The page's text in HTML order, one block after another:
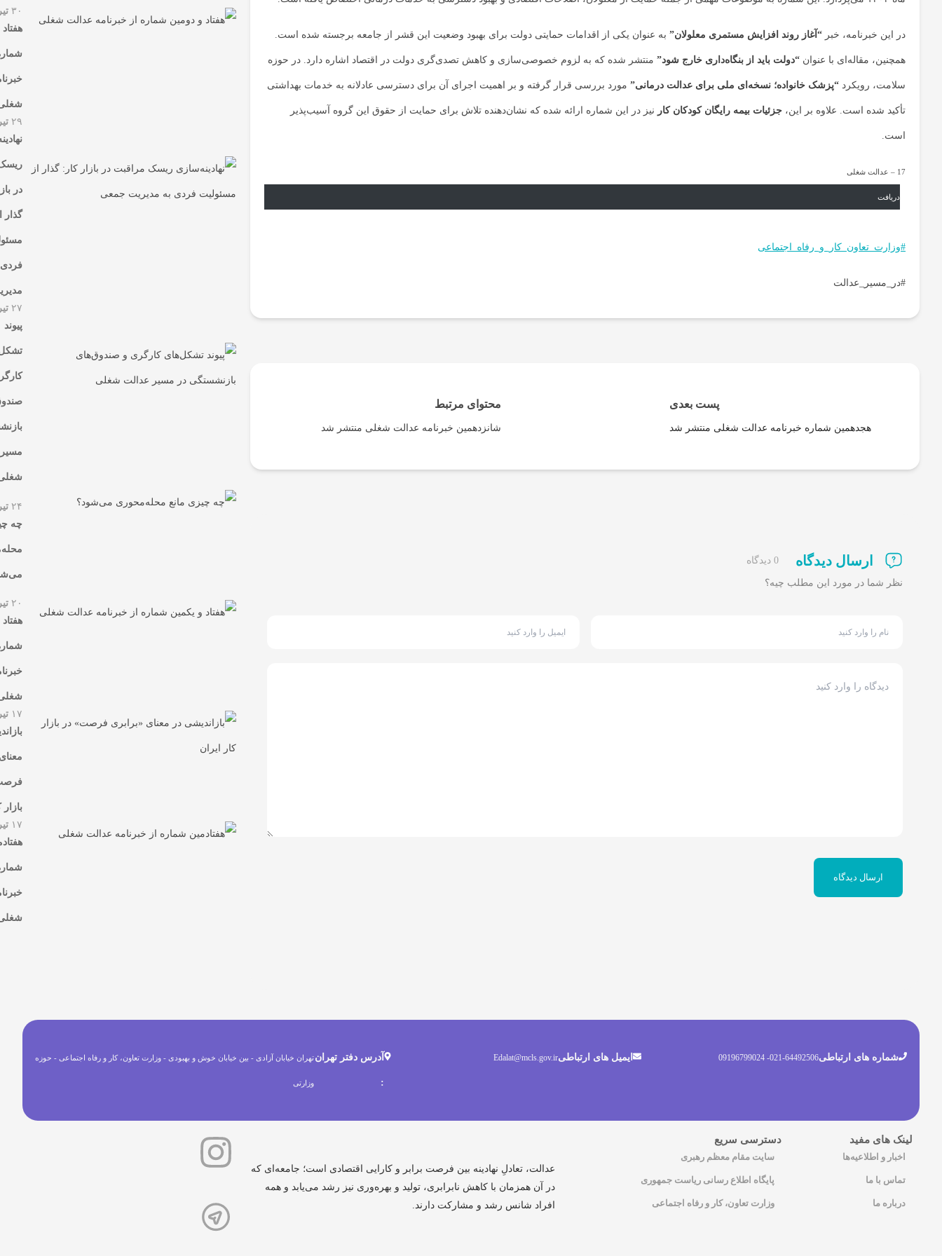
در این خبرنامه، خبر “آغاز روند افزایش مستمری معلولان” به عنوان یکی از اقدامات حمایتی دولت برای بهبود وضعیت این قشر از جامعه برجسته شده است.
همچنین، مقاله‌ای با عنوان “دولت باید از بنگاه‌داری خارج شود” منتشر شده که به لزوم خصوصی‌سازی و کاهش تصدی‌گری دولت در اقتصاد اشاره دارد. در حوزه
سلامت، رویکرد “پزشک خانواده؛ نسخه‌ای ملی برای عدالت درمانی” مورد بررسی قرار گرفته و بر اهمیت اجرای آن برای دسترسی عادلانه به خدمات بهداشتی
تأکید شده است. علاوه بر این، جزئیات بیمه رایگان کودکان کار نیز در این شماره ارائه شده که نشان‌دهنده تلاش برای حمایت از حقوق این گروه آسیب‌پذیر
است.
17 – عدالت شغلی
دریافت
#وزارت_تعاون_کار_و_رفاه_اجتماعی
#در_مسیر_عدالت
محتوای مرتبط
شانزدهمین خبرنامه عدالت شغلی منتشر شد
پست بعدی
هجدهمین شماره خبرنامه عدالت شغلی منتشر شد
ارسال دیدگاه 0 دیدگاه
نظر شما در مورد این مطلب چیه؟
۳۰
۲۹
در
گذار
فردی
۲۷
پیوند
۲۴
چه
۲۰
۱۷
بازار
۱۷
شماره های ارتباطی021-64492506- 09196799024 ایمیل های ارتباطیEdalat@mcls.gov.ir آدرس دفتر تهران
:
تهران خیابان آزادی - بین خیابان خوش و بهبودی - وزارت تعاون، کار و رفاه اجتماعی - حوزه
وزارتی
لینک های مفید
اخبار و اطلاعیه‌ها
تماس با ما
درباره ما
دسترسی سریع
سایت مقام معظم رهبری
پایگاه اطلاع رسانی ریاست جمهوری
وزارت تعاون، کار و رفاه اجتماعی
عدالت، تعادلِ نهادینه بین فرصت برابر و کارایی اقتصادی است؛ جامعه‌ای که
در آن همزمان با کاهش نابرابری، تولید و بهره‌وری نیز رشد می‌یابد و همه
افراد شانس رشد و مشارکت دارند.